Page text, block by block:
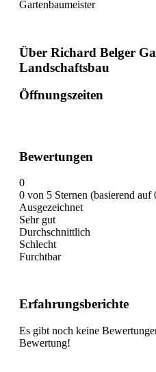
Gartenbaumeister
Über Richard Belger
Landschaftsbau
Öffnungszeiten
Bewertungen
0
0 von 5 Sternen (basierend auf
Ausgezeichnet
Sehr gut
Durchschnittlich
Schlecht
Furchtbar
Erfahrungsberichte
Es gibt noch keine
Bewertung!